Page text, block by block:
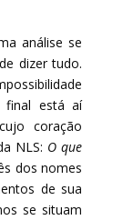
análise se
dizer tudo.
final está aí
coração
NLS: O que
dos nomes
de sua
se situam